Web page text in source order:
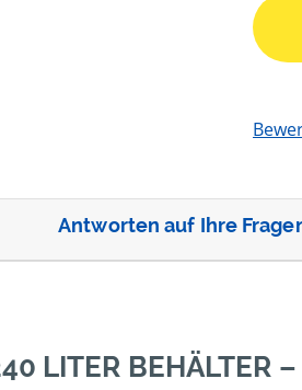
Antworten auf Ihre
LITER BEHÄLTER